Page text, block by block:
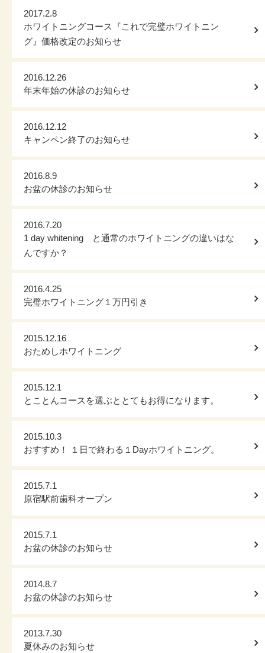
2017.2.8
ホワイトニングコース『これで完璧ホワイトニン
グ』価格改定のお知らせ
2016.12.26
年末年始の休診のお知らせ
2016.12.12
キャンペン終了のお知らせ
2016.8.9
お盆の休診のお知らせ
2016.7.20
1 day whitening と通常のホワイトニングの違いはな
んですか？
2016.4.25
完璧ホワイトニング１万円引き
2015.12.16
おためしホワイトニング
2015.12.1
とことんコースを選ぶととてもお得になります。
2015.10.3
おすすめ！ １日で終わる１Dayホワイトニング。
2015.7.1
原宿駅前歯科オープン
2015.7.1
お盆の休診のお知らせ
2014.8.7
お盆の休診のお知らせ
2013.7.30
夏休みのお知らせ